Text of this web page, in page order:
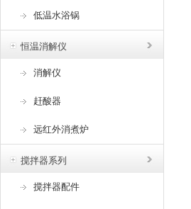
低温水浴锅
恒温消解仪
消解仪
赶酸器
远红外消煮炉
搅拌器系列
搅拌器配件